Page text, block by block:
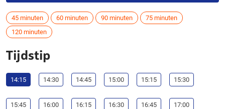
45 minuten 60 minuten 90 minuten
75 minuten
120 minuten
Tijdstip
14:15 14:30 14:45 15:00 15:15 15:30
15:45 16:00 16:15 16:30 16:45 17:00